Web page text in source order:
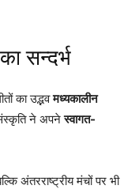
सन्दर्भ
का उद्भवमध्यकालीन
ने अपनेस्वागत-
अंतरराष्ट्रीय मंचों पर भी